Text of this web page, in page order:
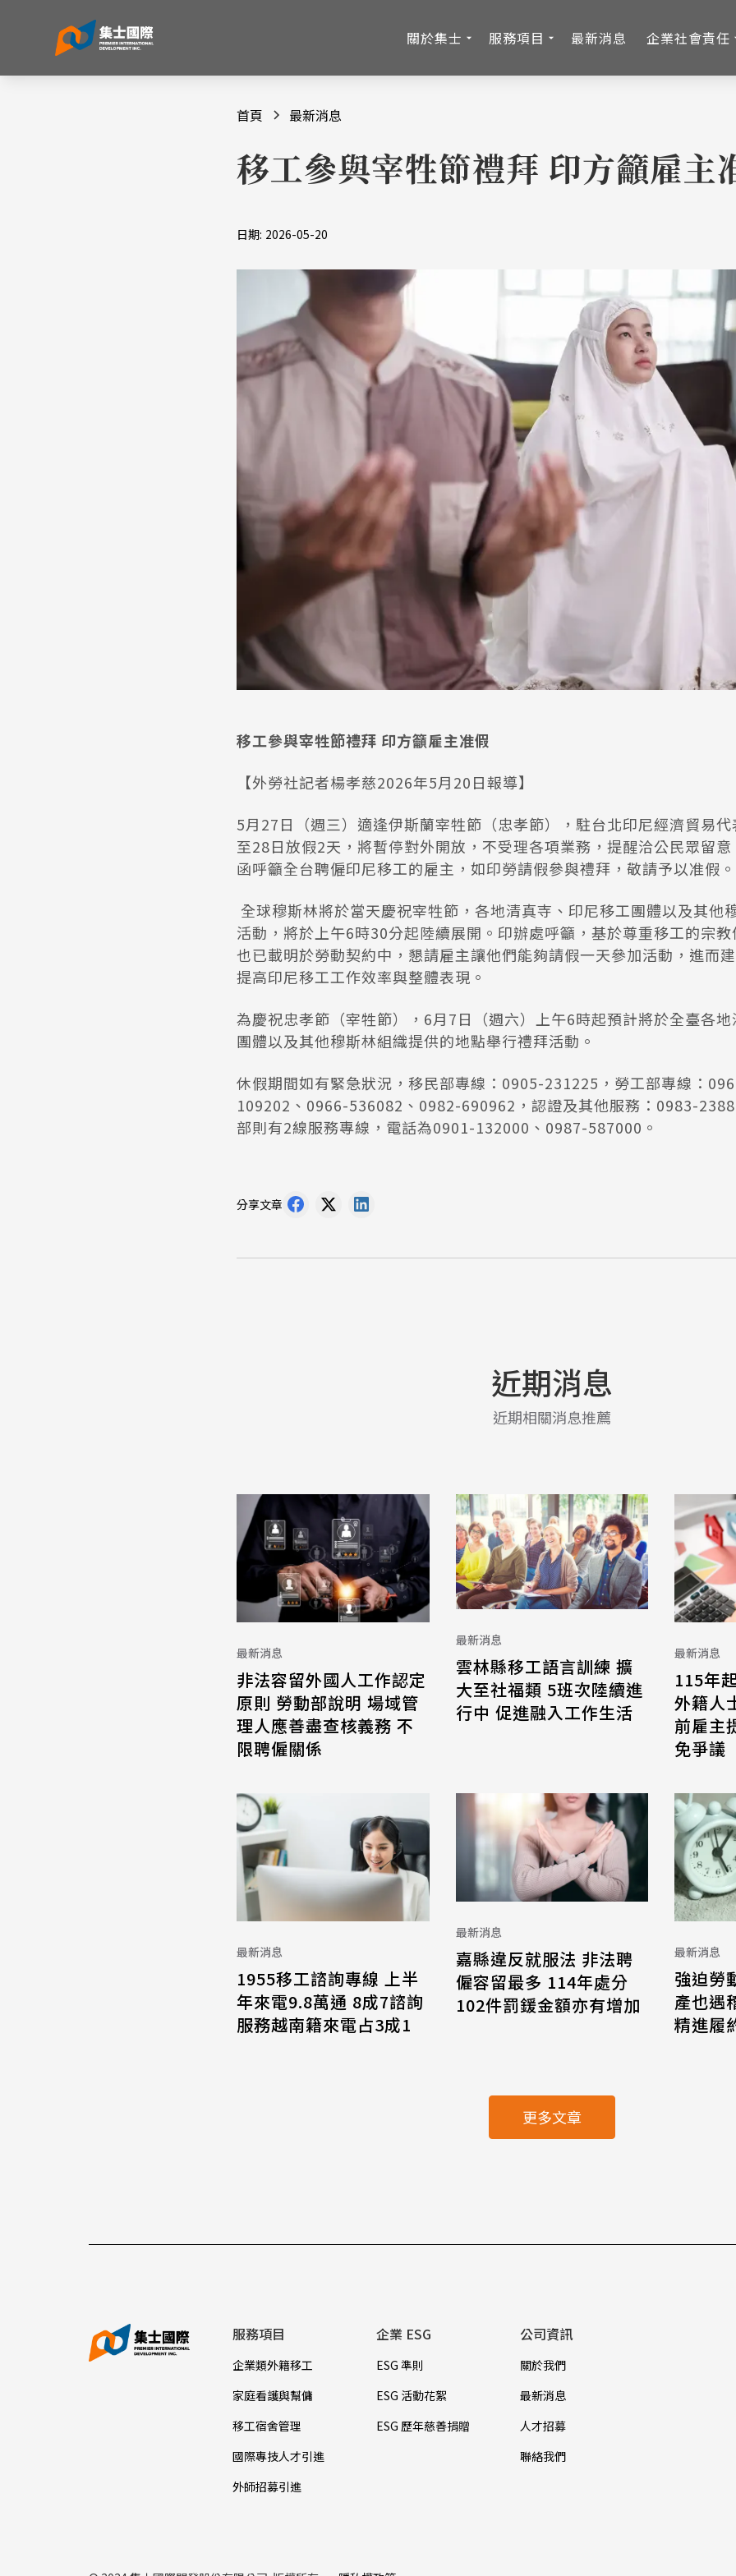
關於集士 服務項目 最新消息 企業社會責任
首頁 最新消息
移工參與宰牲節禮拜 印方籲雇主
日期: 2026-05-20
移工參與宰牲節禮拜 印方籲雇主准假
【外勞社記者楊孝慈2026年5月20日報導】
5月27日（週三）適逢伊斯蘭宰牲節（忠孝節），駐台北印尼經濟貿易
至28日放假2天，將暫停對外開放，不受理各項業務，提醒洽公民眾留
函呼籲全台聘僱印尼移工的雇主，如印勞請假參與禮拜，敬請予以准假。
全球穆斯林將於當天慶祝宰牲節，各地清真寺、印尼移工團體以及其他
活動，將於上午6時30分起陸續展開。印辦處呼籲，基於尊重移工的宗
也已載明於勞動契約中，懇請雇主讓他們能夠請假一天參加活動，進而
提高印尼移工工作效率與整體表現。
為慶祝忠孝節（宰牲節），6月7日（週六）上午6時起預計將於全臺各
團體以及其他穆斯林組織提供的地點舉行禮拜活動。
休假期間如有緊急狀況，移民部專線：0905-231225，勞工部專線：
109202、0966-536082、0982-690962，認證及其他服務：0983-
部則有2線服務專線，電話為0901-132000、0987-587000。
分享文章
近期消息
近期相關消息推薦
最新消息
非法容留外國人工作認定
原則 勞動部說明 場域管
理人應善盡查核義務 不
限聘僱關係
最新消息
雲林縣移工語言訓練 擴
大至社福類 5班次陸續進
行中 促進融入工作生活
最新消息
115年
外籍人
前雇主
免爭議
最新消息
1955移工諮詢專線 上半
年來電9.8萬通 8成7諮詢
服務越南籍來電占3成1
最新消息
嘉縣違反就服法 非法聘
僱容留最多 114年處分
102件罰鍰金額亦有增加
最新消息
強迫勞
產也遇
精進履
更多文章
服務項目
企業類外籍移工
家庭看護與幫傭
移工宿舍管理
國際專技人才引進
外師招募引進
企業 ESG
ESG 準則
ESG 活動花絮
ESG 歷年慈善捐贈
公司資訊
關於我們
最新消息
人才招募
聯絡我們